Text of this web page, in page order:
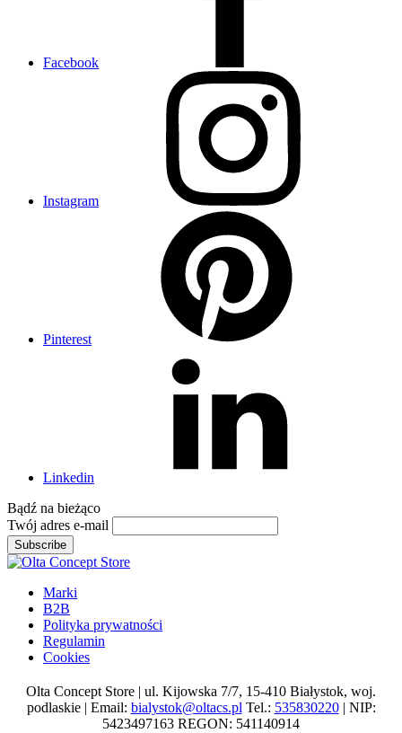
Facebook
Instagram
Pinterest
Linkedin
Bądź na bieżąco
Twój adres e-mail
Subscribe
Marki
B2B
Polityka prywatności
Regulamin
Cookies
Olta Concept Store | ul. Kijowska 7/7, 15-410 Białystok, woj.
podlaskie | Email: bialystok@oltacs.plTel.: 535830220| NIP:
5423497163 REGON: 541140914